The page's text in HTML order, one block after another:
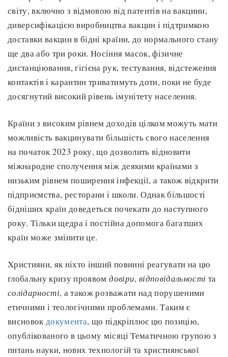
світу, включно з відмовою від патентів на вакцини,
диверсифікацією виробництва вакцин і підтримкою
доставки вакцин в бідні країни, до нормального стану
ще два або три роки. Носіння масок, фізичне
дистанціювання, гігієна рук, тестування, відстеження
контактів і карантин триватимуть доти, поки не буде
досягнутий високий рівень імунітету населення.
Країни з високим рівнем доходів цілком можуть мати
можливість вакцинувати більшість свого населення
на початок 2023 року, що дозволить відновити
міжнародне сполучення між деякими країнами з
низьким рівнем поширення інфекції, а також відкрити
підприємства, ресторани і школи. Однак більшості
бідніших країн доведеться почекати до наступного
року. Тільки щедра і постійна допомога багатших
країн може змінити це.
Християни, як ніхто інший повинні реагувати на цю
глобальну кризу проявомдовіри, відповідальності та
солідарності, а також розважати над порушеними
етичними і теологічними проблемами. Таким є
висновокдокумента, що підкріплює цю позицію,
опублікованого в цьому місяці Тематичною групою з
питань науки, нових технологій та християнської